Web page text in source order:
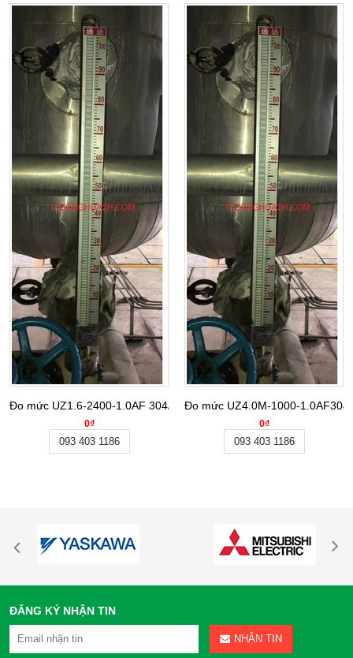
Đo mức UZ1.6-2400-1.0AF 304/DN20 Weifang Tongda
0₫
093 403 1186
Đo mức UZ4.0M-1000-
0₫
093 403 1186
ĐĂNG KÝ NHẬN TIN
NHẬN TIN